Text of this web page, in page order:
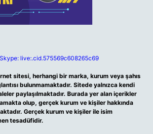
Skype: live:.cid.575569c608265c69
sitesi, herhangi bir marka, kurum veya şahıs
bulunmamaktadır. Sitede yalnızca kendi
paylaşılmaktadır. Burada yer alan içerikler
olup, gerçek kurum ve kişiler hakkında
Gerçek kurum ve kişiler ile isim
tesadüfidir.